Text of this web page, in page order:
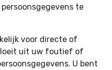
te
voor directe of
uit uw foutief of
U bent